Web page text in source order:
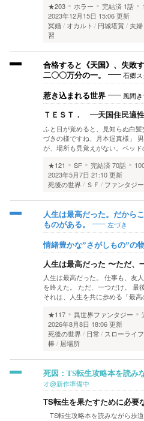
★203
ホラー 完結済 1話
2023年12月15日 15:06 更新
冥婚
オカルト 円城塔賞 夫婦
習
合格すると《天国》、失敗
二〇〇万分の一。
石郷
惹き込まれる世界 風間
ＴＥＳＴ． ―天国住民適
ふと目が覚めると、見知らぬ白
づきの様ですね、月本逞真様」
が、場所も見覚えがない。ベッ
★121
SF 完結済70話
2023年5月7日 21:10 更新
死後の世界
ＳＦ ファンタジー
人生は最高だった。だから
ものがある。
左づき
情緒豊かな”さがしもの”の
人生は最高だった 〜ただ、
人生は最高だった。 仕事も、友
を終えた。 ただ、一つだけ。 最
それは、人生を共に歩める「最
★117
異世界ファンタジー
2026年8月8日 18:06 更新
死後の世界
日常 スローライフ
棒
居場所
死因：TS転生攻略本を読み
オ@新作準備中
TS転生を果たすために必要
TS転生攻略本を読みながら歩